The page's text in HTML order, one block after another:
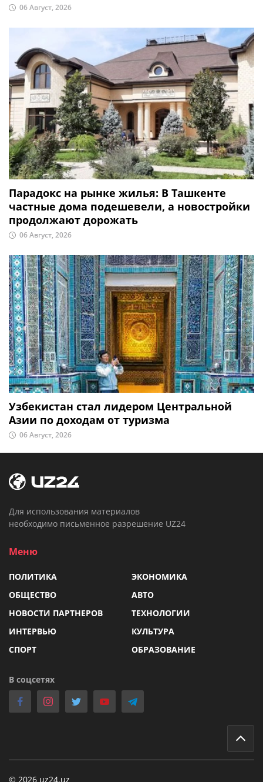
06 Август, 2026
Парадокс на рынке жилья: В Ташкенте
частные дома подешевели, а новостройки
продолжают дорожать
06 Август, 2026
Узбекистан стал лидером Центральной
Азии по доходам от туризма
06 Август, 2026
Для использования материалов
необходимо письменное разрешение UZ24
Меню
ПОЛИТИКА
ЭКОНОМИКА
ОБЩЕСТВО
АВТО
НОВОСТИ ПАРТНЕРОВ
ТЕХНОЛОГИИ
ИНТЕРВЬЮ
КУЛЬТУРА
СПОРТ
ОБРАЗОВАНИЕ
В соцсетях
© 2026 uz24.uz